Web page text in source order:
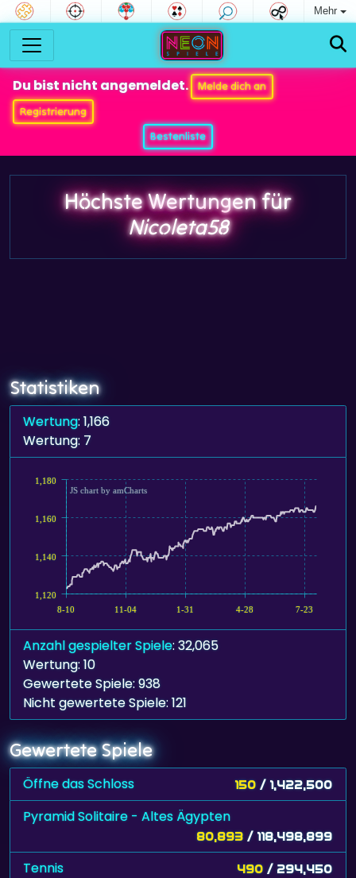
Mehr
Du bist nicht angemeldet.
Melde dich an
Registrierung
Bestenliste
Höchste Wertungen für
Nicoleta58
Statistiken
Wertung: 1,166
Wertung: 7
8-10 11-04 1-31 4-28 7-23
1,120
1,140
1,160
1,180
JS chart by amCharts
Anzahl gespielter Spiele: 32,065
Wertung: 10
Gewertete Spiele: 938
Nicht gewertete Spiele: 121
Gewertete Spiele
Öffne das Schloss 150 / 1,422,500
Pyramid Solitaire - Altes Ägypten
80,893 / 118,498,899
Tennis 490 / 294,450